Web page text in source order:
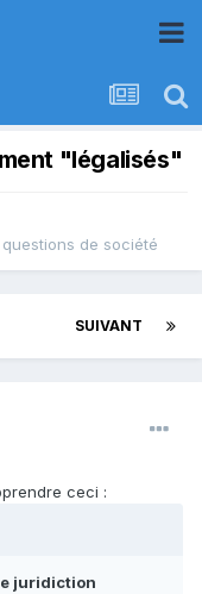
"légalisés"
de société
SUIVANT
ceci :
juridiction